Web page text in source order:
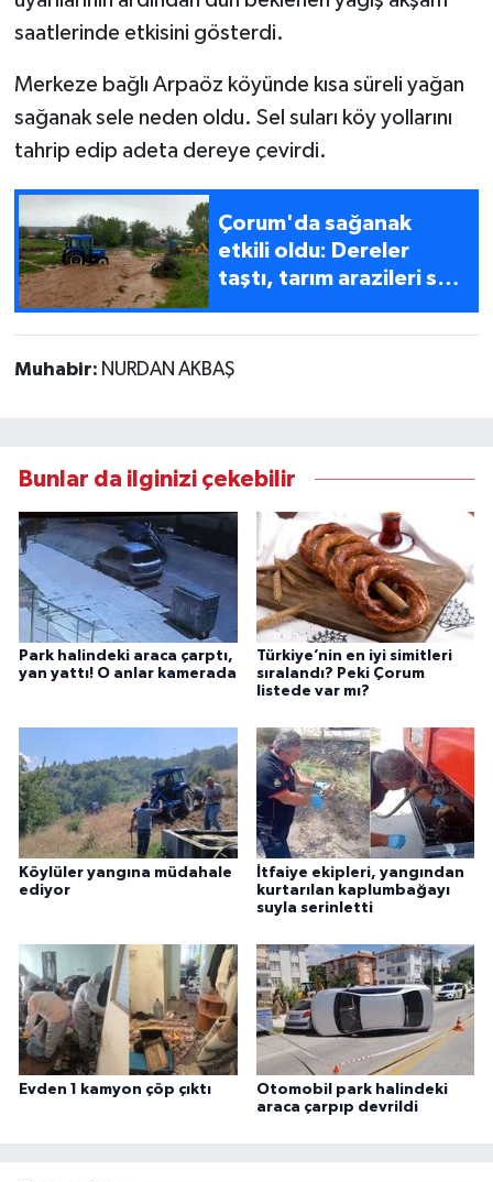
saatlerinde etkisini gösterdi.
Merkeze bağlı Arpaöz köyünde kısa süreli yağan
sağanak sele neden oldu. Sel suları köy yollarını
tahrip edip adeta dereye çevirdi.
Çorum'da sağanak
etkili oldu: Dereler
taştı, tarım arazileri su
Muhabir: NURDAN AKBAŞ
Bunlar da ilginizi çekebilir
Park halindeki araca çarptı,
yan yattı! O anlar kamerada
Türkiye’nin en iyi simitleri
sıralandı? Peki Çorum
listede var mı?
Köylüler yangına müdahale
ediyor
İtfaiye ekipleri, yangından
kurtarılan kaplumbağayı
suyla serinletti
Evden 1 kamyon çöp çıktı
Otomobil park halindeki
araca çarpıp devrildi
Uğurludağ
Sağlık